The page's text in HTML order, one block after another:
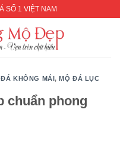
SỐ 1 VIỆT NAM
ĐÁ KHÔNG MÁI,MỘ ĐÁ LỤC
chuẩn phong